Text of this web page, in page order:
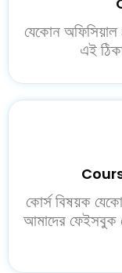
যেকোন
এই
কোর্স বিষয়ক
আমাদের ফেইসবুক